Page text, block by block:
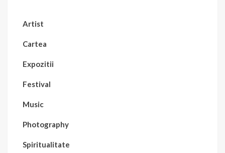
Artist
Cartea
Expozitii
Festival
Music
Photography
Spiritualitate